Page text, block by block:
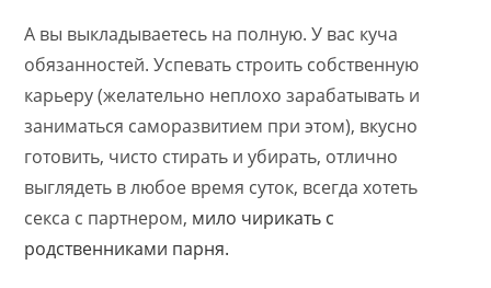
А вы выкладываетесь на полную. У вас куча
обязанностей. Успевать строить собственную
карьеру (желательно неплохо зарабатывать и
заниматься саморазвитием при этом), вкусно
готовить, чисто стирать и убирать, отлично
выглядеть в любое время суток, всегда хотеть
секса с партнером, мило чирикать с
родственниками парня.